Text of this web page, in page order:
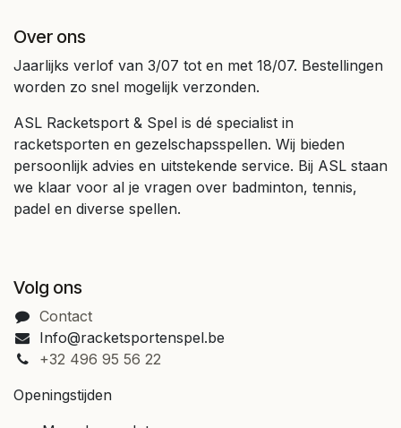
Over ons
Jaarlijks verlof van 3/07 tot en met 18/07. Bestellingen
worden zo snel mogelijk verzonden.
ASL Racketsport & Spel is dé specialist in
racketsporten en gezelschapsspellen. Wij bieden
persoonlijk advies en uitstekende service. Bij ASL staan
we klaar voor al je vragen over badminton, tennis,
padel en diverse spellen.
Volg ons
Contact
Info@racketsportenspel.be
+32 496 95 56 22
Openingstijden